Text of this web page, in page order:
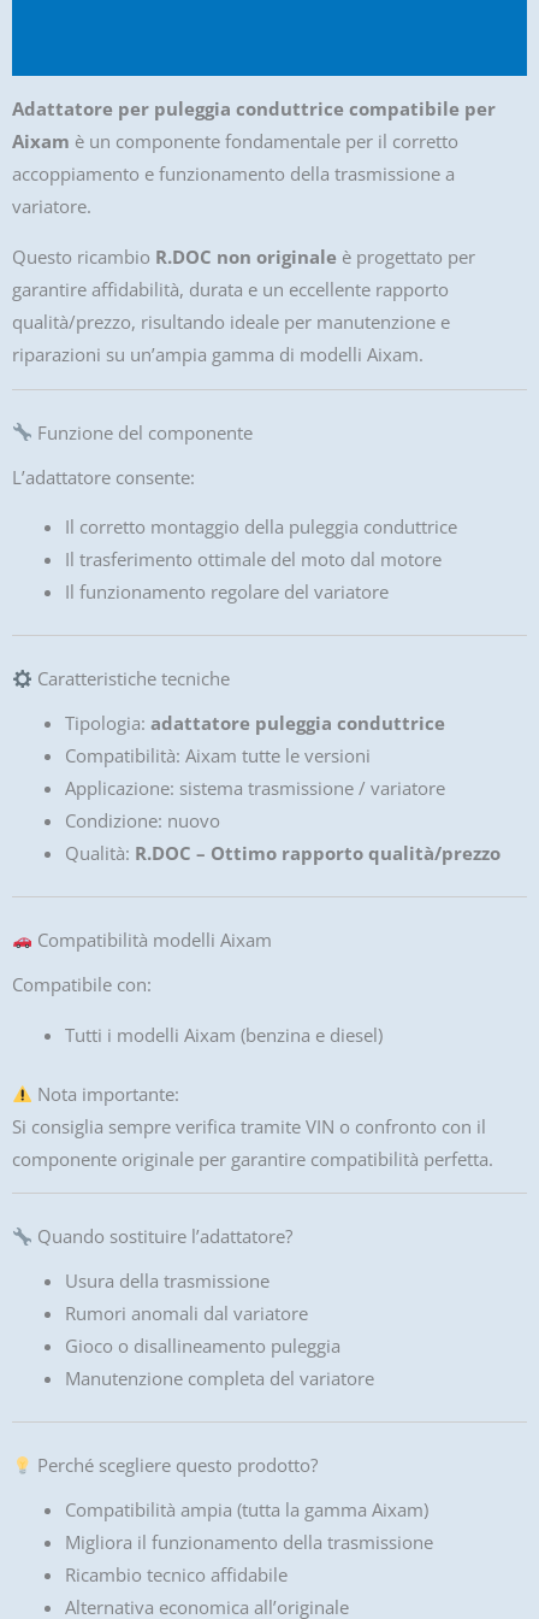
Adattatore per puleggia conduttrice compatibile per
Aixam è un componente fondamentale per il corretto
accoppiamento e funzionamento della trasmissione a
variatore.
Questo ricambio R.DOC non originale è progettato per
garantire affidabilità, durata e un eccellente rapporto
qualità/prezzo, risultando ideale per manutenzione e
riparazioni su un’ampia gamma di modelli Aixam.
Funzione del componente
L’adattatore consente:
Il corretto montaggio della puleggia conduttrice
Il trasferimento ottimale del moto dal motore
Il funzionamento regolare del variatore
Caratteristiche tecniche
Tipologia: adattatore puleggia conduttrice
Compatibilità: Aixam tutte le versioni
Applicazione: sistema trasmissione / variatore
Condizione: nuovo
Qualità: R.DOC – Ottimo rapporto qualità/prezzo
Compatibilità modelli Aixam
Compatibile con:
Tutti i modelli Aixam (benzina e diesel)
Nota importante:
Si consiglia sempre verifica tramite VIN o confronto con il
componente originale per garantire compatibilità perfetta.
Quando sostituire l’adattatore?
Usura della trasmissione
Rumori anomali dal variatore
Gioco o disallineamento puleggia
Manutenzione completa del variatore
Perché scegliere questo prodotto?
Compatibilità ampia (tutta la gamma Aixam)
Migliora il funzionamento della trasmissione
Ricambio tecnico affidabile
Alternativa economica all’originale